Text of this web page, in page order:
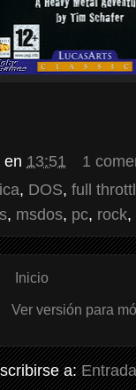
en 13:51
1
, DOS, full
, msdos, pc, rock,
Inicio
Ver versión para
a: